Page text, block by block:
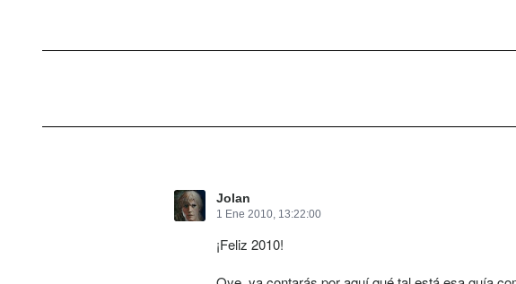
Jolan
1 Ene 2010, 13:22:00
¡Feliz 2010!